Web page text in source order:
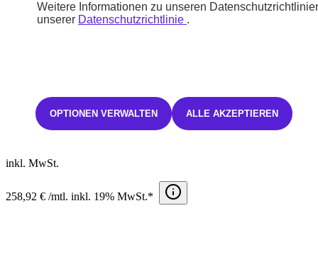
Automatik
STELLANTIS &YOU LEIPZIG
inkl. MwSt.
258,92 € /mtl. inkl. 19% MwSt.*
Weitere Informationen zu unseren
unserer Datenschutzrichtlinie .
OPTIONEN VERWALTEN ALLE AKZEPTIEREN